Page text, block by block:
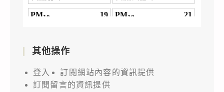
其他操作
登入
訂閱網站內容的資訊提供
訂閱留言的資訊提供